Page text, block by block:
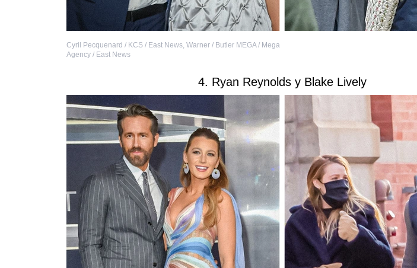
Cyril Pecquenard / KCS / East News, Warner / Butler MEGA / Mega
Agency / East News
4. Ryan Reynolds y Blake Lively